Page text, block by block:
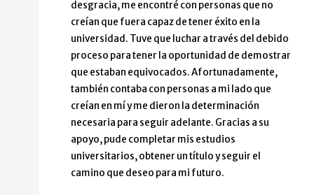
desgracia, me encontré con personas que no
creían que fuera capaz de tener éxito en la
universidad. Tuve que luchar a través del debido
proceso para tener la oportunidad de demostrar
que estaban equivocados. Afortunadamente,
también contaba con personas a mi lado que
creían en mí y me dieron la determinación
necesaria para seguir adelante. Gracias a su
apoyo, pude completar mis estudios
universitarios, obtener un título y seguir el
camino que deseo para mi futuro.